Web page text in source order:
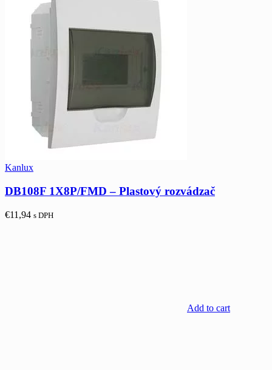
Kanlux
DB108F 1X8P/FMD – Plastový rozvádzač
€11,94 s DPH
Add to cart